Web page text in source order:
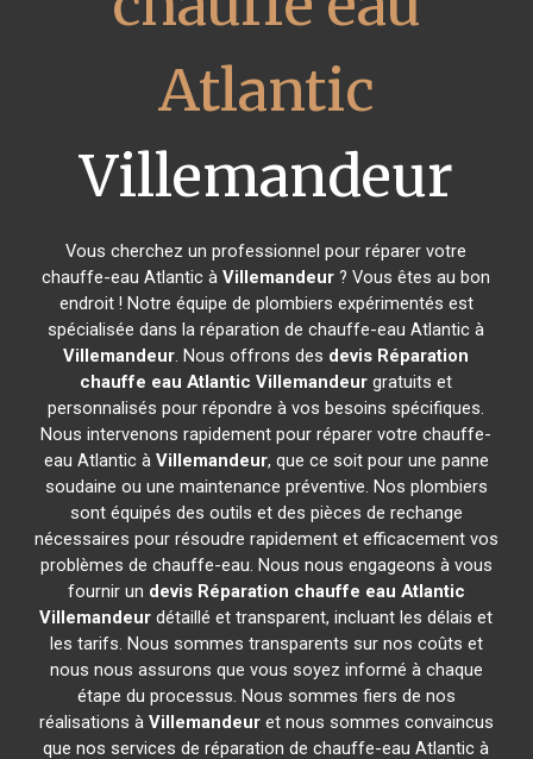
Atlantic
Villemandeur
Vous cherchez un professionnel pour réparer votre
chauffe-eau Atlantic àVillemandeur ? Vous êtes au bon
endroit ! Notre équipe de plombiers expérimentés est
spécialisée dans la réparation de chauffe-eau Atlantic à
Villemandeur. Nous offrons des devis Réparation
chauffe eau Atlantic Villemandeur gratuits et
personnalisés pour répondre à vos besoins spécifiques.
Nous intervenons rapidement pour réparer votre chauffe-
eau Atlantic à Villemandeur, que ce soit pour une panne
soudaine ou une maintenance préventive. Nos plombiers
sont équipés des outils et des pièces de rechange
nécessaires pour résoudre rapidement et efficacement vos
problèmes de chauffe-eau. Nous nous engageons à vous
fournir un devis Réparation chauffe eau Atlantic
Villemandeur détaillé et transparent, incluant les délais et
les tarifs. Nous sommes transparents sur nos coûts et
nous nous assurons que vous soyez informé à chaque
étape du processus. Nous sommes fiers de nos
réalisations à Villemandeuret nous sommes convaincus
que nos services de réparation de chauffe-eau Atlantic à